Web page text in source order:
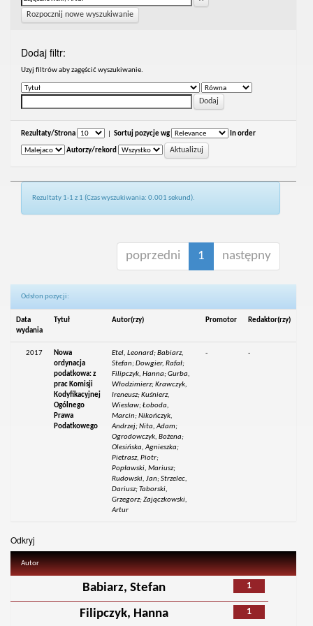
Rozpocznij nowe wyszukiwanie
Dodaj filtr:
Uzyj filtrów aby zagęścić wyszukiwanie.
Rezultaty/Strona Sortuj pozycje wg In order
Autorzy/rekord
Rezultaty 1-1 z 1 (Czas wyszukiwania: 0.001 sekund).
poprzedni 1 następny
Odsłon pozycji:
Data
wydania
Tytuł Autor(rzy) Promotor Redaktor(rzy)
2017
Nowa
ordynacja
podatkowa: z
prac Komisji
Kodyfikacyjnej
Ogólnego
Prawa
Podatkowego
Etel, Leonard; Babiarz,
Stefan; Dowgier, Rafał;
Filipczyk, Hanna; Gurba,
Włodzimierz; Krawczyk,
Ireneusz; Kuśnierz,
Wiesław; Łoboda,
Marcin; Nikończyk,
Andrzej; Nita, Adam;
Ogrodowczyk, Bożena;
Olesińska, Agnieszka;
Pietrasz, Piotr;
Popławski, Mariusz;
Rudowski, Jan; Strzelec,
Dariusz; Taborski,
Grzegorz; Zajączkowski,
Artur
- -
Odkryj
Autor
1
Babiarz, Stefan
1
Filipczyk, Hanna